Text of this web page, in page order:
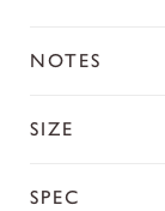
NOTES
SIZE
SPEC